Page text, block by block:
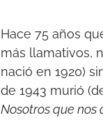
Hace 75 años
más llamativos,
nació en 1920)
de 1943 murió
Nosotros que nos